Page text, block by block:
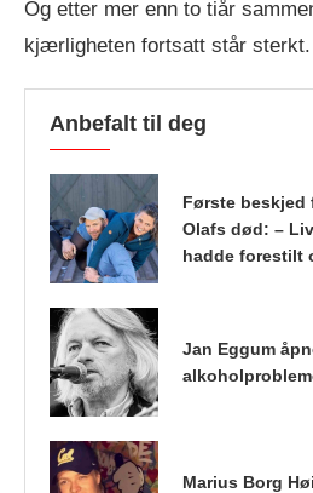
Og etter mer enn to tiår
kjærligheten fortsatt står sterkt.
Anbefalt til deg
Første beskjed
Olafs død: –
hadde forestilt
Jan Eggum
Marius Borg